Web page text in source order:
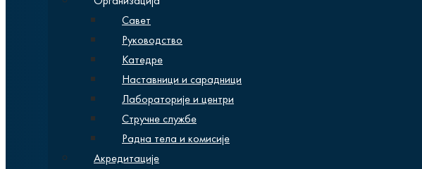
Савет
Руководство
Катедре
Наставници и сарадници
Лабораторије и центри
Стручне службе
Радна тела и комисије
Акредитације